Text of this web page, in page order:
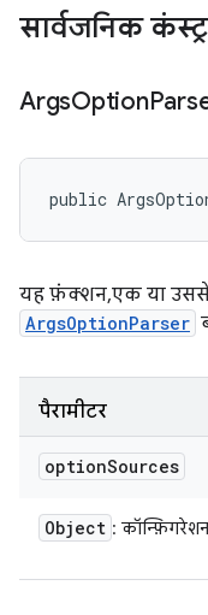
सार्वजनिक
ArgsOption
public
यह फ़ंक्शन, एक या
ArgsOptionParser
पैरामीटर
optionSources
Object :